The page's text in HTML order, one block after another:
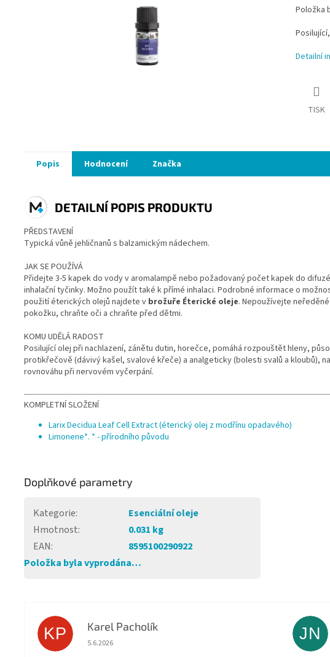
Položka
Detailní
TISK
Popis Hodnocení Značka
DETAILNÍ POPIS PRODUKTU
PŘEDSTAVENÍ
Typická vůně jehličnanů s balzamickým nádechem.
JAK SE POUŽÍVÁ
Přidejte 3-5 kapek do vody v aromalampě nebo požadovaný počet kapek do
inhalační tyčinky. Možno použít také k přímé inhalaci. Podrobné informace o
použití éterických olejů najdete v brožuře Éterické oleje. Nepoužívejte neředěné
pokožku, chraňte oči a chraňte před dětmi.
KOMU UDĚLÁ RADOST
Posilující olej při nachlazení, zánětu dutin, horečce, pomáhá rozpouštět hleny,
protikřečově (dávivý kašel, svalové křeče) a analgeticky (bolesti svalů a kloubů),
rovnováhu při nervovém vyčerpání.
KOMPLETNÍ SLOŽENÍ
Larix Decidua Leaf Cell Extract (éterický olej z modřínu opadavého)
Limonene*. * - přírodního původu
Doplňkové parametry
Kategorie:
Esenciální oleje
Hmotnost:
0.031 kg
EAN:
8595100290922
Položka byla vyprodána…
KP Karel Pacholík
Hodnocení obchodu je 4 z 5 hvězdiček.
5.6.2026
JN